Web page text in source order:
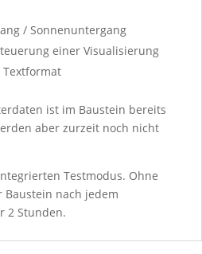
/ Sonnenuntergang
einer Visualisierung
ist im Baustein bereits
aber zurzeit noch nicht
Testmodus. Ohne
Baustein nach jedem
2 Stunden.